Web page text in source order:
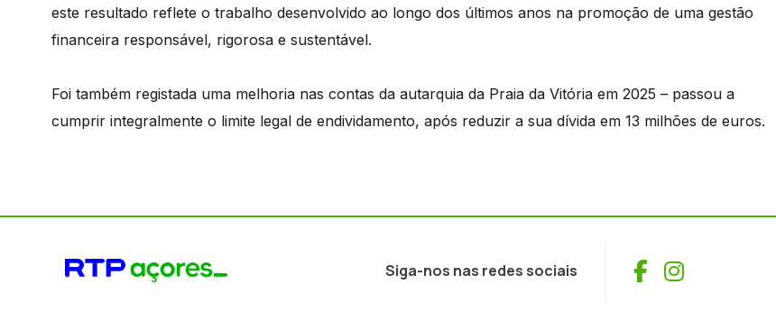
este resultado reflete o trabalho desenvolvido ao longo dos últimos anos na promoção de uma gestão
financeira responsável, rigorosa e sustentável.
Foi também registada uma melhoria nas contas da autarquia da Praia da Vitória em 2025 – passou a
cumprir integralmente o limite legal de endividamento, após reduzir a sua dívida em 13 milhões de euros.
Siga-nos nas redes sociais Facebook
Instagram